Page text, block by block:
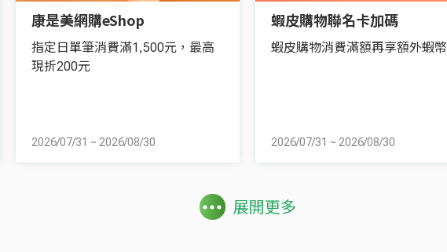
康是美網購eShop
指定日單筆消費滿1,500元，最高
現折200元
2026/07/31 ~ 2026/08/30
蝦皮購物聯名卡加碼
蝦皮購物消費滿額再享額外蝦幣
2026/07/31 ~ 2026/08/30
展開更多